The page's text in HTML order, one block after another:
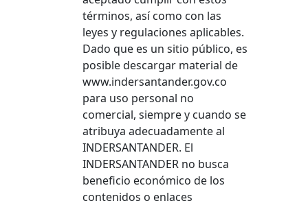
términos, así como con las
leyes y regulaciones aplicables.
Dado que es un sitio público, es
posible descargar material de
www.indersantander.gov.co
para uso personal no
comercial, siempre y cuando se
atribuya adecuadamente al
INDERSANTANDER. El
INDERSANTANDER no busca
beneficio económico de los
contenidos o enlaces